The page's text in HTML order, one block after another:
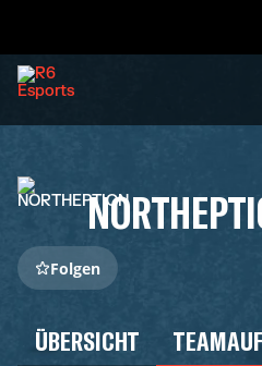
Folgen
ÜBERSICHT